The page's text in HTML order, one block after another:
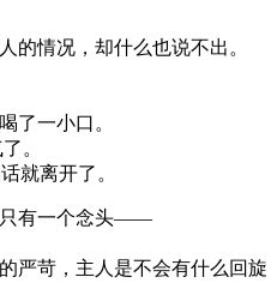
的情况，却什么也说不出。
了一小口。
。
就离开了。
只有一个念头——
严苛，主人是不会有什么回旋